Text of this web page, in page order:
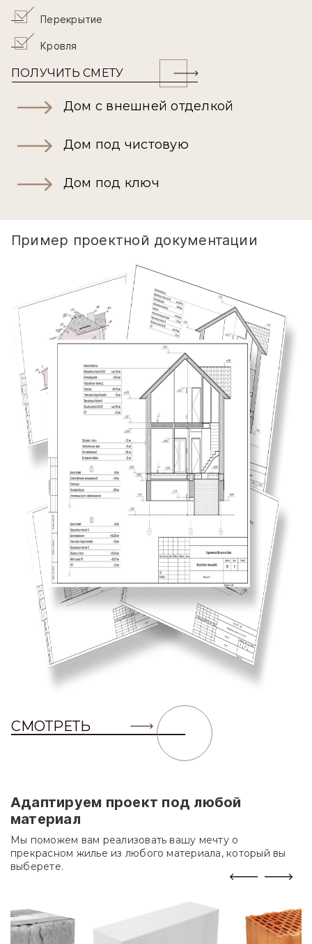
Перекрытие
Кровля
ПОЛУЧИТЬ СМЕТУ
Дом с внешней отделкой
Дом под чистовую
Дом под ключ
Пример проектной документации
СМОТРЕТЬ
Адаптируем проект под любой
материал
Мы поможем вам реализовать вашу мечту о
прекрасном жилье из любого материала, который вы
выберете.